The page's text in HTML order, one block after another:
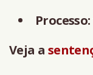
Processo:
Veja a